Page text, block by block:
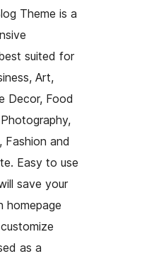
Theme is a
suited for
Art,
Decor, Food
Fashion and
Easy to use
save your
homepage
as a